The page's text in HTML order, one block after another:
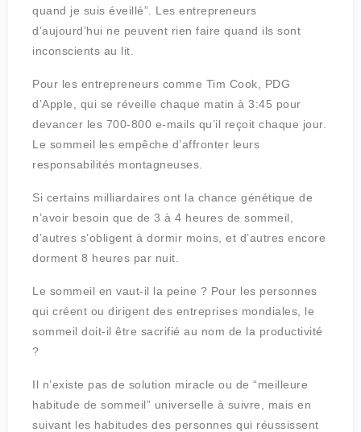
quand je suis éveillé”. Les entrepreneurs
d’aujourd’hui ne peuvent rien faire quand ils sont
inconscients au lit.
Pour les entrepreneurs comme Tim Cook, PDG
d’Apple, qui se réveille chaque matin à 3:45 pour
devancer les 700-800 e-mails qu’il reçoit chaque jour.
Le sommeil les empêche d’affronter leurs
responsabilités montagneuses.
Si certains milliardaires ont la chance génétique de
n’avoir besoin que de 3 à 4 heures de sommeil,
d’autres s’obligent à dormir moins, et d’autres encore
dorment 8 heures par nuit.
Le sommeil en vaut-il la peine ? Pour les personnes
qui créent ou dirigent des entreprises mondiales, le
sommeil doit-il être sacrifié au nom de la productivité
?
Il n’existe pas de solution miracle ou de “meilleure
habitude de sommeil” universelle à suivre, mais en
suivant les habitudes des personnes qui réussissent